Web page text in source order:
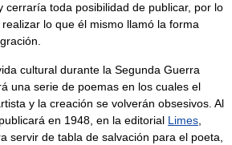
cerraría toda posibilidad de publicar, por lo
lo que él mismo llamó la forma
cultural durante la Segunda Guerra
una serie de poemas en los cuales el
y la creación se volverán obsesivos. Al
en 1948, en la editorial Limes
servir de tabla de salvación para el poeta,